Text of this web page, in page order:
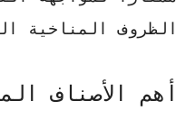
الظروف المناخية
أهم الأصناف